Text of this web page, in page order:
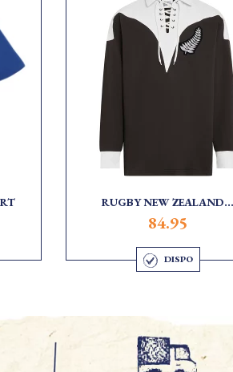
RUGBY NEW ZEALAND...
84.95
DISPO